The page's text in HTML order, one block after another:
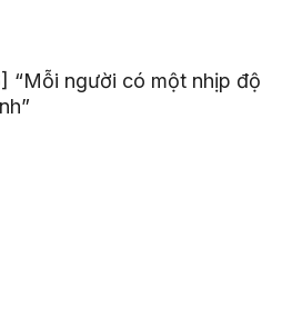
“Mỗi người có một nhịp độ